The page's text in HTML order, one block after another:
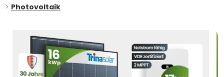
Photovoltaik